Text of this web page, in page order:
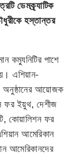
ডেমক্র্যাটিক
হস্তান্তর
কম্যুনিটির পাশে
এশিয়ান-
অনুষ্ঠানের আয়োজক
ফর ইয়ুথ, দেশীজ
কোয়ালিশন ফর
আমেরিকান
আমেরিকানদের